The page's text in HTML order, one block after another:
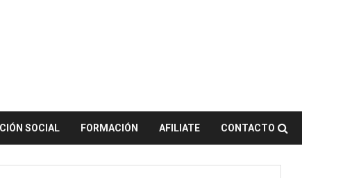
SOCIAL FORMACIÓN AFILIATE CONTACTO